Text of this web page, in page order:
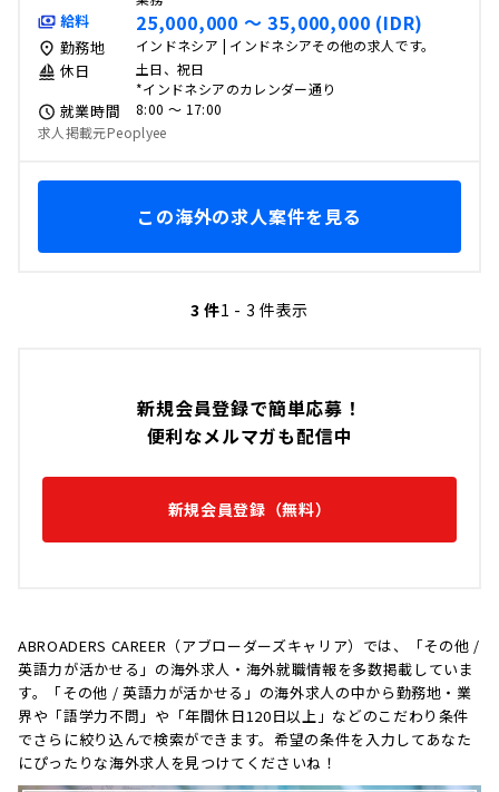
新規会員登録で簡単応募！
便利なメルマガも配信中
新規会員登録（無料）
ABROADERS CAREER（アブローダーズキャリア）では、「その他 /
英語力が活かせる」の海外求人・海外就職情報を多数掲載していま
す。「その他 / 英語力が活かせる」の海外求人の中から勤務地・業
界や「語学力不問」や「年間休日120日以上」などのこだわり条件
でさらに絞り込んで検索ができます。希望の条件を入力してあなた
にぴったりな海外求人を見つけてくださいね！
給料 25,000,000 〜 35,000,000 (IDR)
勤務地 インドネシア | インドネシアその他の求人です。
休日
土日、祝日
*インドネシアのカレンダー通り
就業時間
8:00 〜 17:00
求人掲載元Peoplyee
この海外の求人案件を見る
3 件1 - 3 件表示